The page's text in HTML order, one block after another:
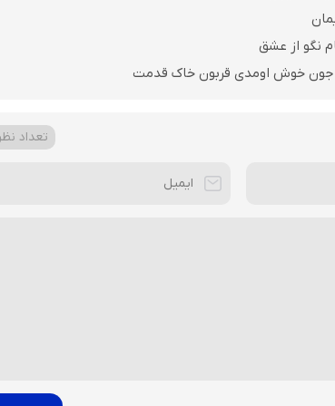
نگو از عشق
جون خوش اومدی قربون خاک قدمت
تعداد